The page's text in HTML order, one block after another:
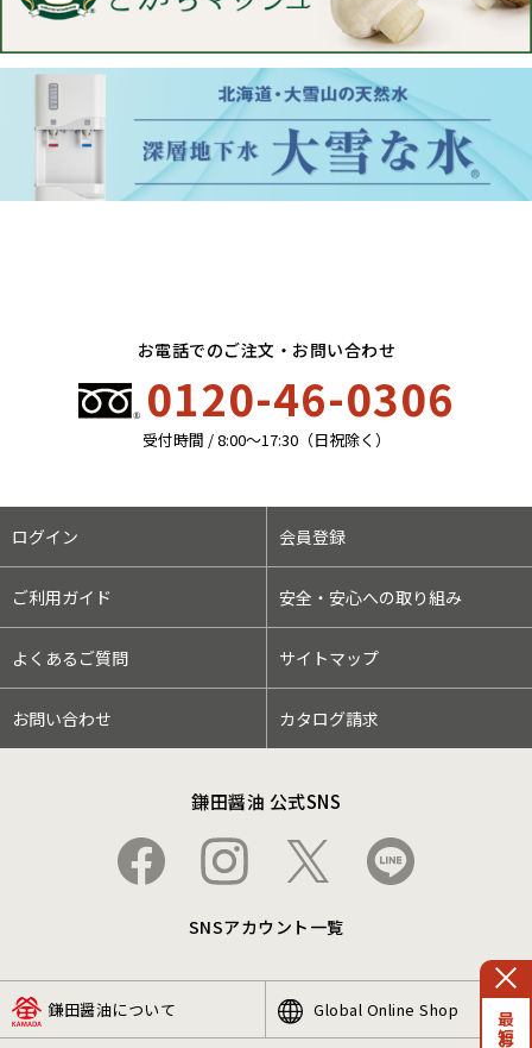
お電話でのご注文・お問い合わせ
0120-46-0306
受付時間 / 8:00〜17:30（日祝除く）
ログイン 会員登録
ご利用ガイド 安全・安心への取り組み
よくあるご質問 サイトマップ
お問い合わせ カタログ請求
鎌田醤油 公式SNS
SNSアカウント一覧
鎌田醤油について Global Online Shop